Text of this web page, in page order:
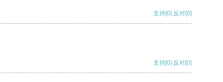
支持[0] 反对[0]
支持[0] 反对[0]